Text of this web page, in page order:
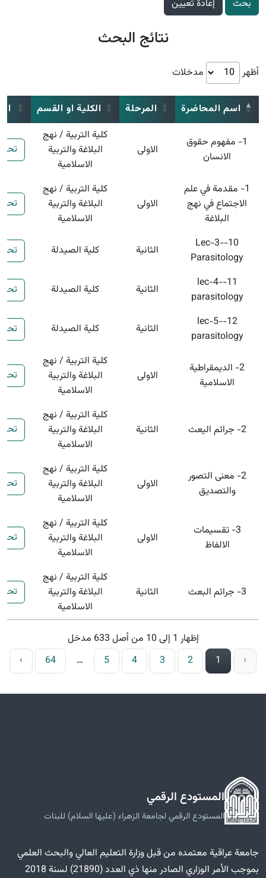
بحث إعادة تعيين
نتائج البحث
أظهر مدخلات
اسم المحاضرة المرحلة الكلية او القسم
1- مفهوم حقوق
الانسان
الاولى
كلية التربية / نهج
البلاغة والتربية
الاسلامية
1- مقدمة في علم
الاجتماع في نهج
البلاغة
الاولى
كلية التربية / نهج
البلاغة والتربية
الاسلامية
10-Lec-3-
Parasitology
الثانية كلية الصيدلة
11-lec-4-
parasitology
الثانية كلية الصيدلة
12-lec-5-
parasitology
الثانية كلية الصيدلة
2- الديمقراطية
الاسلامية
الاولى
كلية التربية / نهج
البلاغة والتربية
الاسلامية
2- جرائم اليعث الثانية
كلية التربية / نهج
البلاغة والتربية
الاسلامية
2- معنى التصور
والتصديق
الاولى
كلية التربية / نهج
البلاغة والتربية
الاسلامية
3- تقسيمات
الالفاظ
الاولى
كلية التربية / نهج
البلاغة والتربية
الاسلامية
3- جرائم البعث الثانية
كلية التربية / نهج
البلاغة والتربية
الاسلامية
إظهار 1 إلى 10 من أصل 633 مدخل
‹
1
2
3
4
5
…
64
›
المستودع الرقمي
المستودع الرقمي لجامعة الزهراء (عليها السلام) للبنات
جامعة عراقية معتمده من قبل وزارة التعليم العالي والبحث العلمي
بموجب الأمر الوزاري الصادر منها ذي العدد (21890) لسنة 2018